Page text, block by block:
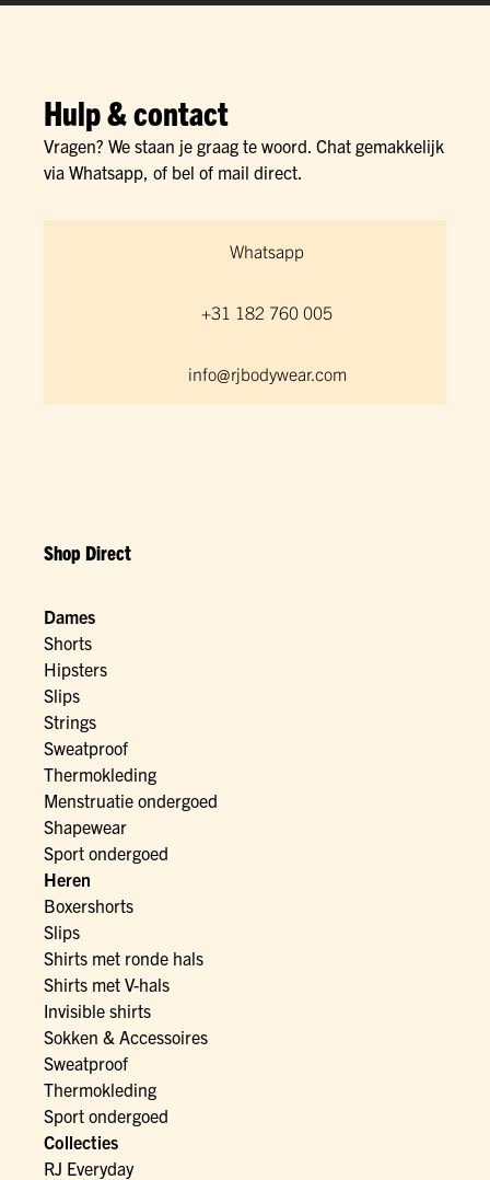
Hulp & contact
Vragen? We staan je graag te woord. Chat gemakkelijk
via Whatsapp, of bel of mail direct.
Whatsapp
+31 182 760 005
info@rjbodywear.com
Shop Direct
Dames
Shorts
Hipsters
Slips
Strings
Sweatproof
Thermokleding
Menstruatie ondergoed
Shapewear
Sport ondergoed
Heren
Boxershorts
Slips
Shirts met ronde hals
Shirts met V-hals
Invisible shirts
Sokken & Accessoires
Sweatproof
Thermokleding
Sport ondergoed
Collecties
RJ Everyday